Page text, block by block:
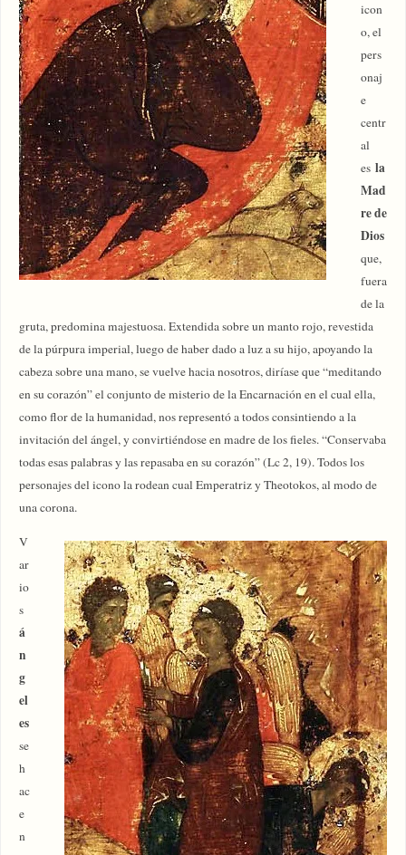
icon
o, el
pers
onaj
e
centr
al
es la
Mad
re de
Dios
que,
fuera
de la
gruta, predomina majestuosa. Extendida sobre un manto rojo, revestida
de la púrpura imperial, luego de haber dado a luz a su hijo, apoyando la
cabeza sobre una mano, se vuelve hacia nosotros, diríase que “meditando
en su corazón” el conjunto de misterio de la Encarnación en el cual ella,
como flor de la humanidad, nos representó a todos consintiendo a la
invitación del ángel, y convirtiéndose en madre de los fieles. “Conservaba
todas esas palabras y las repasaba en su corazón” (Lc 2, 19). Todos los
personajes del icono la rodean cual Emperatriz y Theotokos, al modo de
una corona.
V
ar
io
s
á
n
g
el
es
se
h
ac
e
n